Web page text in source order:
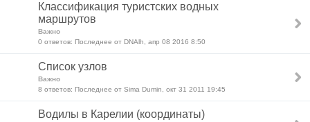
Классификация туристских водных
маршрутов
Важно
0 ответов: Последнее от DNAlh, апр 08 2016 8:50
Список узлов
Важно
8 ответов: Последнее от Sima Dumin, окт 31 2011 19:45
Водилы в Карелии (координаты)